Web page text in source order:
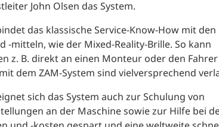
John Olsen das System.
das klassische Service-Know-How mit den
mitteln, wie der Mixed-Reality-Brille. So kann
z. B. direkt an einen Monteur oder den Fahrer
dem ZAM-System sind vielversprechend
sich das System auch zur Schulung von
an der Maschine sowie zur Hilfe bei